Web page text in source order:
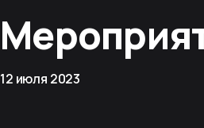
12 июля 2023